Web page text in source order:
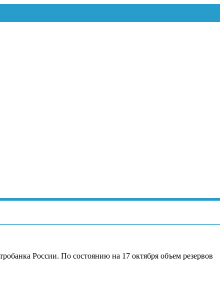
России. По состоянию на 17 октября объем резервов